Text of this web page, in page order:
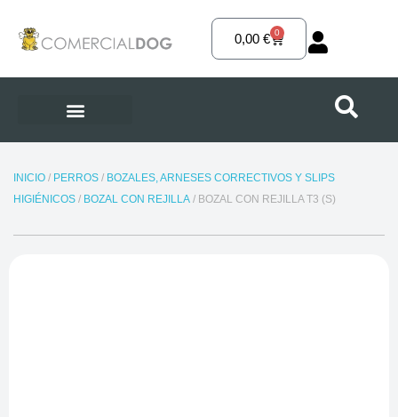
contenido
0,00€ 0
Carrito
INICIO/ PERROS/ BOZALES, ARNESES CORRECTIVOS Y SLIPS
HIGIÉNICOS/ BOZAL CON REJILLA/ BOZAL CON REJILLA T3 (S)